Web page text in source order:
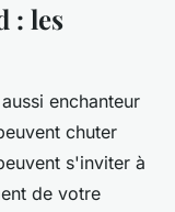
: les
enchanteur
chuter
s'inviter à
de votre